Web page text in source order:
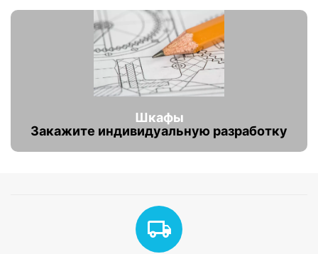
Шкафы
Закажите индивидуальную разработку